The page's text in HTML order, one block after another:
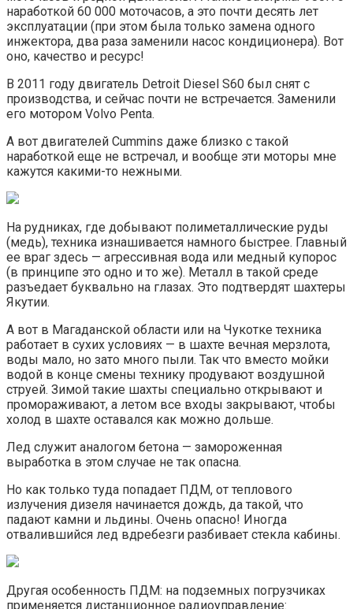
наработкой 60 000 моточасов, а это почти десять лет
эксплуатации (при этом была только замена одного
инжектора, два раза заменили насос кондиционера). Вот
оно, качество и ресурс!
В 2011 году двигатель Detroit Diesel S60 был снят с
производства, и сейчас почти не встречается. Заменили
его мотором Volvo Penta.
А вот двигателей Cummins даже близко с такой
наработкой еще не встречал, и вообще эти моторы мне
кажутся какими-то нежными.
На рудниках, где добывают полиметаллические руды
(медь), техника изнашивается намного быстрее. Главный
ее враг здесь — агрессивная вода или медный купорос
(в принципе это одно и то же). Металл в такой среде
разъедает буквально на глазах. Это подтвердят шахтеры
Якутии.
А вот в Магаданской области или на Чукотке техника
работает в сухих условиях — в шахте вечная мерзлота,
воды мало, но зато много пыли. Так что вместо мойки
водой в конце смены технику продувают воздушной
струей. Зимой такие шахты специально открывают и
промораживают, а летом все входы закрывают, чтобы
холод в шахте оставался как можно дольше.
Лед служит аналогом бетона — замороженная
выработка в этом случае не так опасна.
Но как только туда попадает ПДМ, от теплового
излучения дизеля начинается дождь, да такой, что
падают камни и льдины. Очень опасно! Иногда
отвалившийся лед вдребезги разбивает стекла кабины.
Другая особенность ПДМ: на подземных погрузчиках
применяется дистанционное радиоуправление: